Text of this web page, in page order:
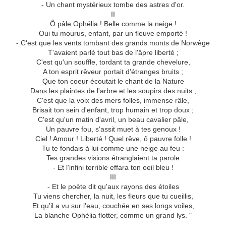
- Un chant mystérieux tombe des astres d'or.
II
Ô pâle Ophélia ! Belle comme la neige !
Oui tu mourus, enfant, par un fleuve emporté !
- C'est que les vents tombant des grands monts de Norwège
T'avaient parlé tout bas de l'âpre liberté ;
C'est qu'un souffle, tordant ta grande chevelure,
A ton esprit rêveur portait d'étranges bruits ;
Que ton coeur écoutait le chant de la Nature
Dans les plaintes de l'arbre et les soupirs des nuits ;
C'est que la voix des mers folles, immense râle,
Brisait ton sein d'enfant, trop humain et trop doux ;
C'est qu'un matin d'avril, un beau cavalier pâle,
Un pauvre fou, s'assit muet à tes genoux !
Ciel ! Amour ! Liberté ! Quel rêve, ô pauvre folle !
Tu te fondais à lui comme une neige au feu :
Tes grandes visions étranglaient ta parole
- Et l'infini terrible effara ton oeil bleu !
III
- Et le poète dit qu'aux rayons des étoiles
Tu viens chercher, la nuit, les fleurs que tu cueillis,
Et qu'il a vu sur l'eau, couchée en ses longs voiles,
La blanche Ophélia flotter, comme un grand lys. "